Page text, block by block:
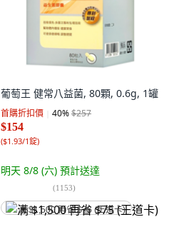
葡萄王 健常八益菌, 80顆, 0.6g, 1罐
首購折扣價 40%$257
$154
($1.93/1錠)
明天 8/8 (六) 預計送達
(1153)
满 $1,500 再省 $75 (王道卡)